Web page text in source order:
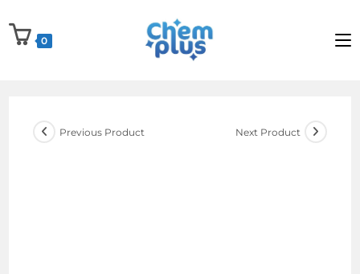
to
content
0
Previous Product Next Product